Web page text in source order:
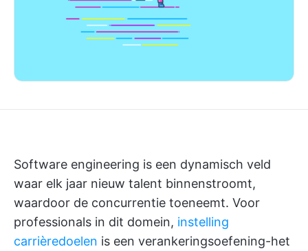
Software engineering is een dynamisch veld
waar elk jaar nieuw talent binnenstroomt,
waardoor de concurrentie toeneemt. Voor
professionals in dit domein, instelling
carrièredoelen is een verankeringsoefening-het